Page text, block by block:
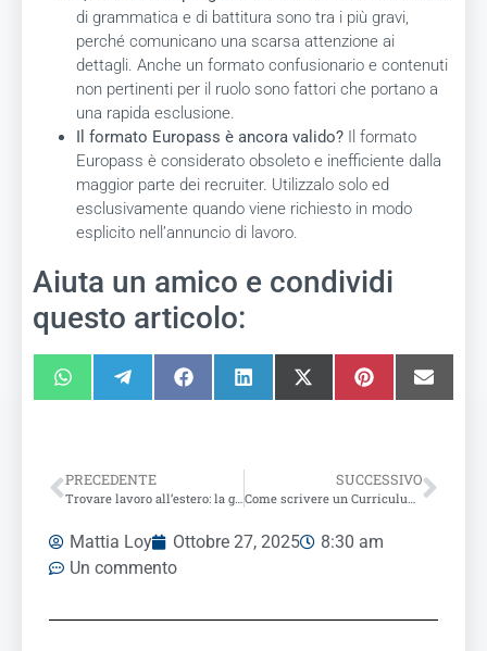
di grammatica e di battitura sono tra i più gravi,
perché comunicano una scarsa attenzione ai
dettagli. Anche un formato confusionario e contenuti
non pertinenti per il ruolo sono fattori che portano a
una rapida esclusione.
Il formato Europass è ancora valido? Il formato
Europass è considerato obsoleto e inefficiente dalla
maggior parte dei recruiter. Utilizzalo solo ed
esclusivamente quando viene richiesto in modo
esplicito nell’annuncio di lavoro.
Aiuta un amico e condividi
questo articolo:
PRECEDENTE
Trovare lavoro all’estero: la guida pratica al curriculum vitae
SUCCESSIVO
Come scrivere un Curriculum Vitae professionale: le 10 regole d’oro per ottenere più colloqui
Mattia Loy Ottobre 27, 2025
8:30 am
Un commento